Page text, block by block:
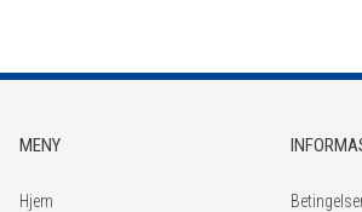
MENY
Hjem